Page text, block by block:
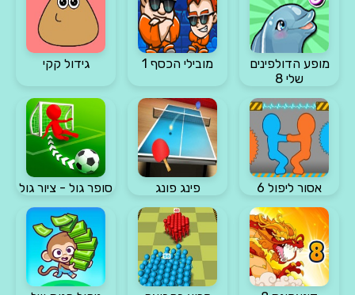
מופע הדולפינים
שלי 8
מובילי הכסף 1 גידול קקי
אסור ליפול 6 פינג פונג סופר גול - ציור גול